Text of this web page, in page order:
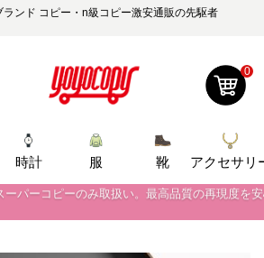
ンド コピー・n級コピー激安通販の先駆者
0
時計 服 靴 アクセサリ
ーパーコピーのみ取扱い。最高品質の再現度を
中！期間中のご注文でお得な割引をご利用いただ